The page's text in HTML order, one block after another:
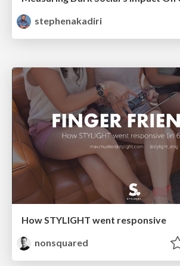
stephenakadiri
How STYLIGHT went responsive
nonsquared